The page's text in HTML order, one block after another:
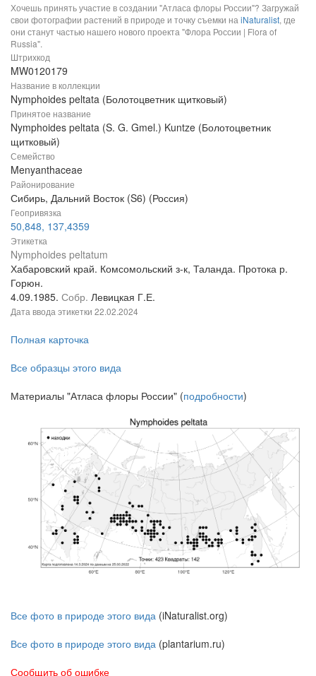
Хочешь принять участие в создании "Атласа флоры России"? Загружай
свои фотографии растений в природе и точку съемки на iNaturalist, где
они станут частью нашего нового проекта "Флора России | Flora of
Russia".
Штрихкод
MW0120179
Название в коллекции
Nymphoides peltata (Болотоцветник щитковый)
Принятое название
Nymphoides peltata (S. G. Gmel.) Kuntze (Болотоцветник
щитковый)
Семейство
Menyanthaceae
Районирование
Сибирь, Дальний Восток (S6) (Россия)
Геопривязка
50,848, 137,4359
Этикетка
Nymphoides peltatum
Хабаровский край. Комсомольский з-к, Таланда. Протока р.
Горюн.
4.09.1985. Собр. Левицкая Г.Е.
Дата ввода этикетки 22.02.2024
Полная карточка
Все образцы этого вида
Материалы "Атласа флоры России" (подробности)
Все фото в природе этого вида (iNaturalist.org)
Все фото в природе этого вида (plantarium.ru)
Сообщить об ошибке